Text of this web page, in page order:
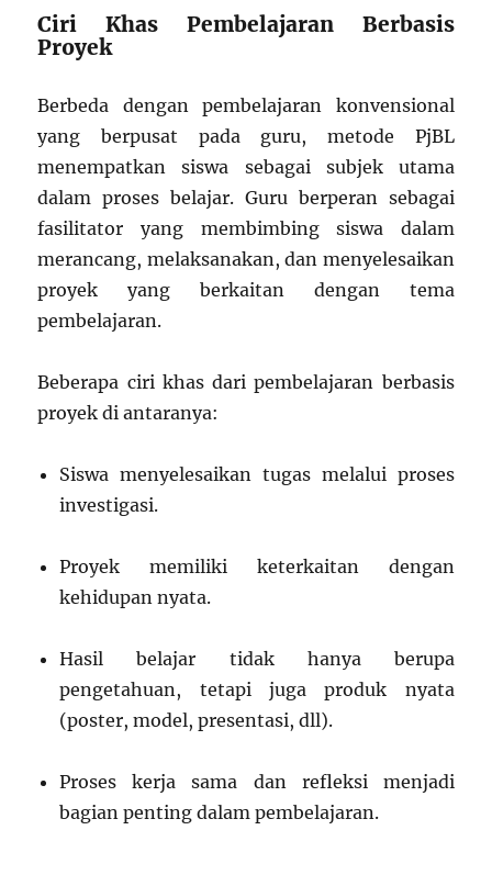
Ciri Khas Pembelajaran Berbasis
Proyek
Berbeda dengan pembelajaran konvensional
yang berpusat pada guru, metode PjBL
menempatkan siswa sebagai subjek utama
dalam proses belajar. Guru berperan sebagai
fasilitator yang membimbing siswa dalam
merancang, melaksanakan, dan menyelesaikan
proyek yang berkaitan dengan tema
pembelajaran.
Beberapa ciri khas dari pembelajaran berbasis
proyek di antaranya:
Siswa menyelesaikan tugas melalui proses
investigasi.
Proyek memiliki keterkaitan dengan
kehidupan nyata.
Hasil belajar tidak hanya berupa
pengetahuan, tetapi juga produk nyata
(poster, model, presentasi, dll).
Proses kerja sama dan refleksi menjadi
bagian penting dalam pembelajaran.